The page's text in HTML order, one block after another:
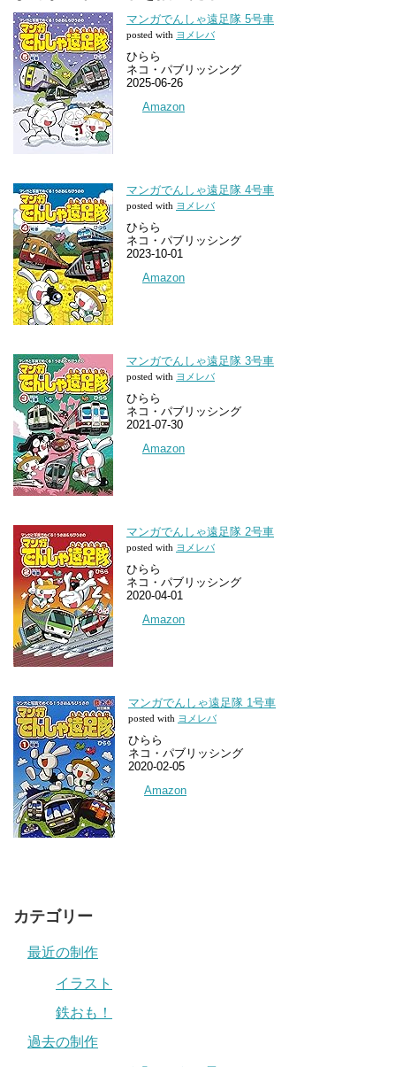
マンガでんしゃ遠足隊 5号車
posted with ヨメレバ
ひらら
ネコ・パブリッシング
2025-06-26
Amazon
マンガでんしゃ遠足隊 4号車
posted with ヨメレバ
ひらら
ネコ・パブリッシング
2023-10-01
Amazon
マンガでんしゃ遠足隊 3号車
posted with ヨメレバ
ひらら
ネコ・パブリッシング
2021-07-30
Amazon
マンガでんしゃ遠足隊 2号車
posted with ヨメレバ
ひらら
ネコ・パブリッシング
2020-04-01
Amazon
マンガでんしゃ遠足隊 1号車
posted with ヨメレバ
ひらら
ネコ・パブリッシング
2020-02-05
Amazon
カテゴリー
最近の制作
イラスト
鉄おも！
過去の制作